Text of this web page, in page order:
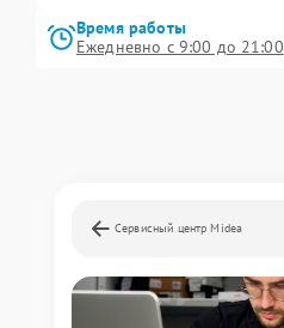
Время работы
Ежедневно с 9:00 до 21:00
Сервисный центр Midea